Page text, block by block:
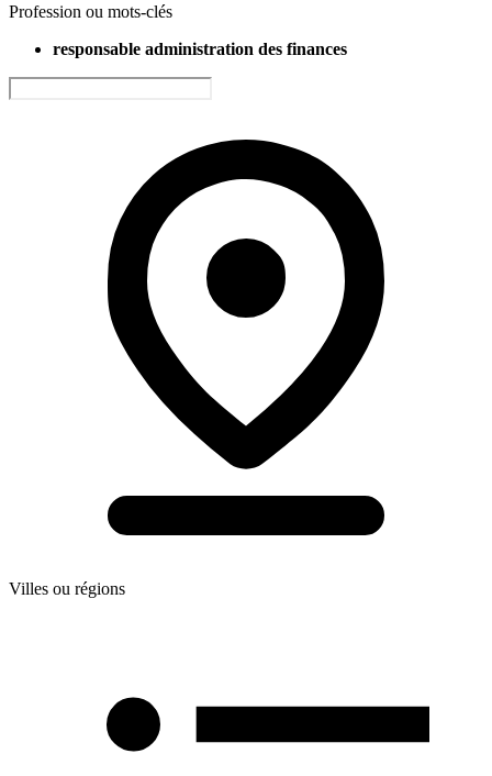
Profession ou mots-clés
responsable administration des finances
Villes ou régions